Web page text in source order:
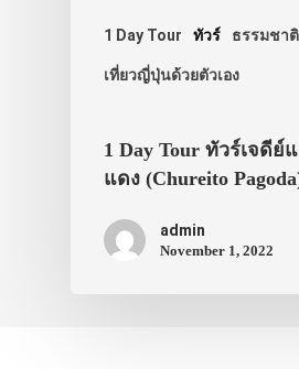
1 Day Tour ทัวร์ ธรรมชาติ
เที่ยวญี่ปุ่นด้วยตัวเอง
1 Day Tour ทัวร์เจดีย์
แดง (Chureito
admin
November 1, 2022